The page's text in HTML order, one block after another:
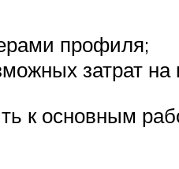
профиля;
затрат на
к основным